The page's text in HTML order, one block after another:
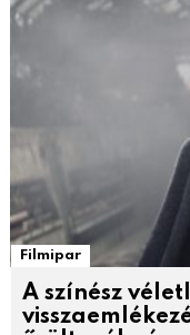
Filmipar
A színész